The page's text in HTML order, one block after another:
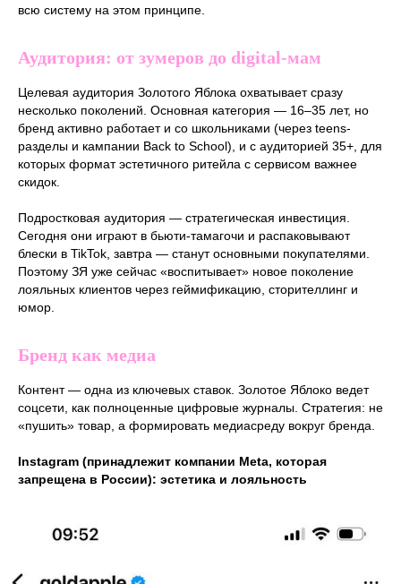
всю систему на этом принципе.
Аудитория: от зумеров до digital-мам
Целевая аудитория Золотого Яблока охватывает сразу
несколько поколений. Основная категория — 16–35 лет, но
бренд активно работает и со школьниками (через teens-
разделы и кампании Back to School), и с аудиторией 35+, для
которых формат эстетичного ритейла с сервисом важнее
скидок.
Подростковая аудитория — стратегическая инвестиция.
Сегодня они играют в бьюти-тамагочи и распаковывают
блески в TikTok, завтра — станут основными покупателями.
Поэтому ЗЯ уже сейчас «воспитывает» новое поколение
лояльных клиентов через геймификацию, сторителлинг и
юмор.
Бренд как медиа
Контент — одна из ключевых ставок. Золотое Яблоко ведет
соцсети, как полноценные цифровые журналы. Стратегия: не
«пушить» товар, а формировать медиасреду вокруг бренда.
Instagram (принадлежит компании Meta, которая
запрещена в России): эстетика и лояльность